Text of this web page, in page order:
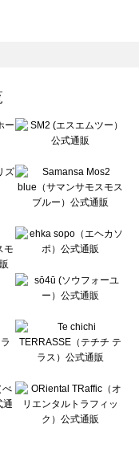
スモス）の一覧
覧